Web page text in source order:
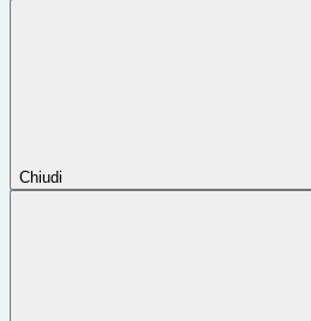
Chiudi